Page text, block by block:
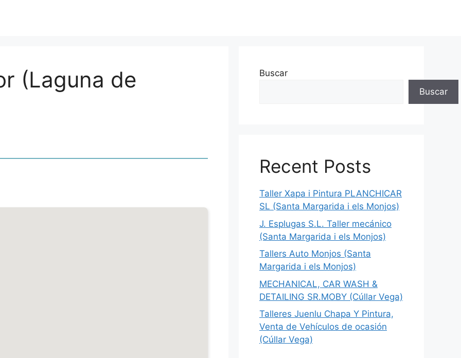
(Laguna de
Buscar
Buscar
Recent Posts
Taller Xapa i Pintura PLANCHICAR
SL (Santa Margarida i els Monjos)
J. Esplugas S.L. Taller mecánico
(Santa Margarida i els Monjos)
Tallers Auto Monjos (Santa
Margarida i els Monjos)
MECHANICAL, CAR WASH &
DETAILING SR.MOBY (Cúllar Vega)
Talleres Juenlu Chapa Y Pintura,
Venta de Vehículos de ocasión
(Cúllar Vega)